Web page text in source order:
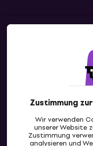
Zustimmung
Wir verwenden
unserer Website
Zustimmung
analysieren und